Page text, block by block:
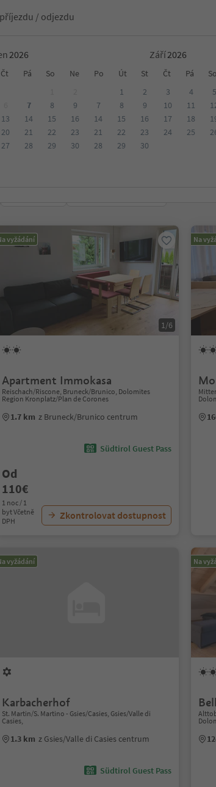
/ odjezdu
Září
Čt Pá So Ne Po Út St Čt Pá So
7 8
9
13 14 15
16
20 21 22
23
27 28 29
30
1 2 3 4 5
7
8 9 10 11
14
15 16 17 18
21
22 23 24 25
28
29 30
v
vyžádání
1/6
Apartment Immokasa
Reischach/Riscone, Bruneck/Brunico, Dolomites
Region Kronplatz/Plan de Corones
1.7 km z Bruneck/Brunico centrum
Südtirol Guest Pass
Od
110€
1 noc / 1
byt Včetně
DPH
Zkontrolovat dostupnost
Na
vyžádání
Karbacherhof
St. Martin/S. Martino - Gsies/Casies, Gsies/Valle di
Casies,
1.3 km z Gsies/Valle di Casies centrum
Südtirol Guest Pass
Na